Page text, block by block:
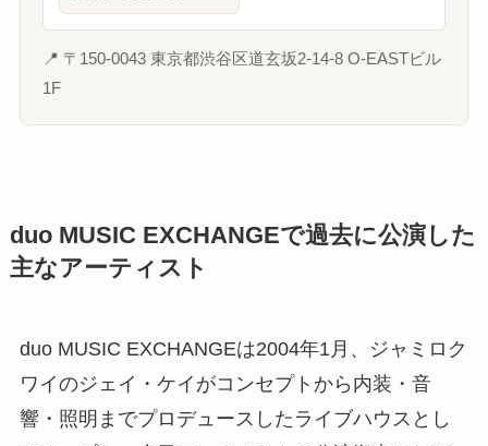
📍 〒150-0043 東京都渋谷区道玄坂2-14-8 O-EASTビル
1F
duo MUSIC EXCHANGEで過去に公演した
主なアーティスト
duo MUSIC EXCHANGEは2004年1月、ジャミロク
ワイのジェイ・ケイがコンセプトから内装・音
響・照明までプロデュースしたライブハウスとし